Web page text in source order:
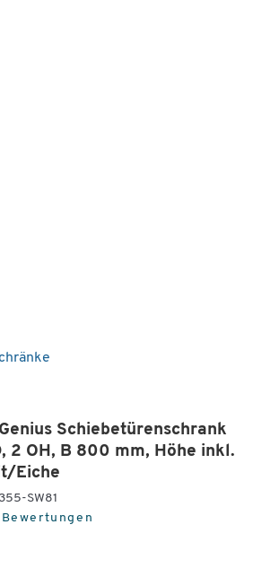
Schiebetürenschrank
2 OH, B 800 mm, Höhe inkl.
Eiche
SW81